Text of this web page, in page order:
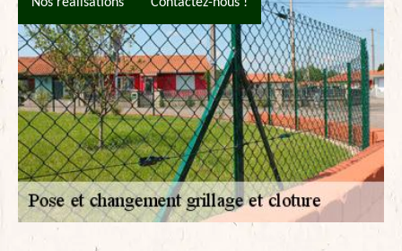
Nos réalisations Contactez-nous !